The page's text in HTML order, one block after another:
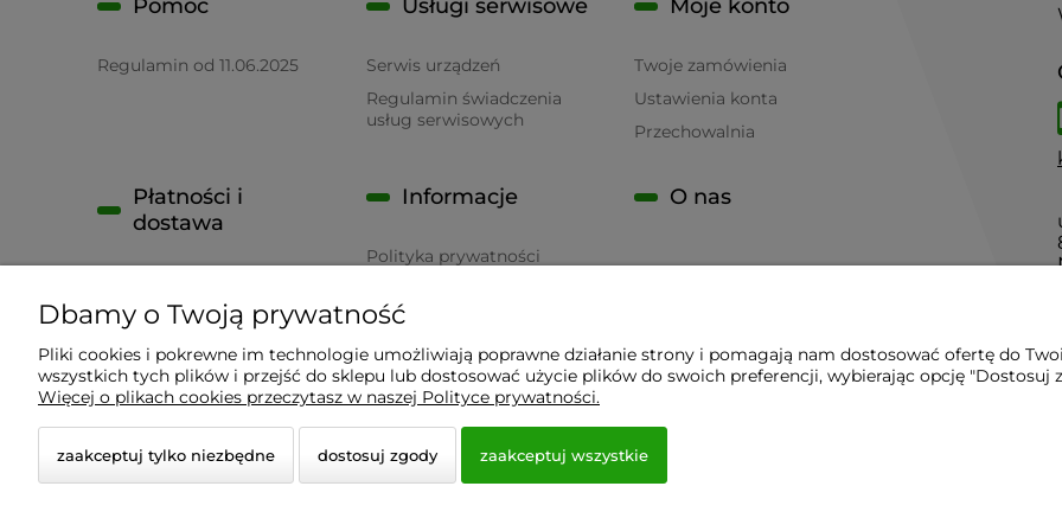
Pomoc
Regulamin od 11.06.2025
Usługi serwisowe
Serwis urządzeń
Regulamin świadczenia
usług serwisowych
Moje konto
Twoje zamówienia
Ustawienia konta
Przechowalnia
Płatności i
dostawa
Czas realizacji zamówienia
Informacje
Polityka prywatności
O nas
Wyposażenie Gastronomii - Projekty Technologiczne - Sklep Gastronomiczny - Serwis Sprzętu Gastronomicznego |
Dbamy o Twoją prywatność
Pliki cookies i pokrewne im technologie umożliwiają poprawne działanie strony i pomagają nam dostosować ofertę do
wszystkich tych plików i przejść do sklepu lub dostosować użycie plików do swoich preferencji, wybierając opcję "Dostosuj
Więcej o plikach cookies przeczytasz w naszej Polityce prywatności.
zaakceptuj tylko niezbędne dostosuj zgody zaakceptuj wszystkie